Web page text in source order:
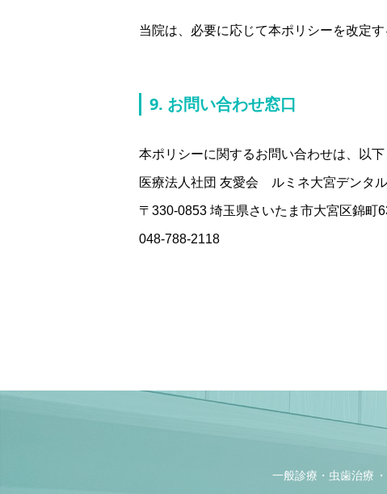
当院は、必要に応じて本ポリシーを改定
9. お問い合わせ窓口
本ポリシーに関するお問い合わせは、以下
医療法人社団 友愛会 ルミネ大宮デンタ
〒330-0853 埼玉県さいたま市大宮区錦町
048-788-2118
一般診療・虫歯治療